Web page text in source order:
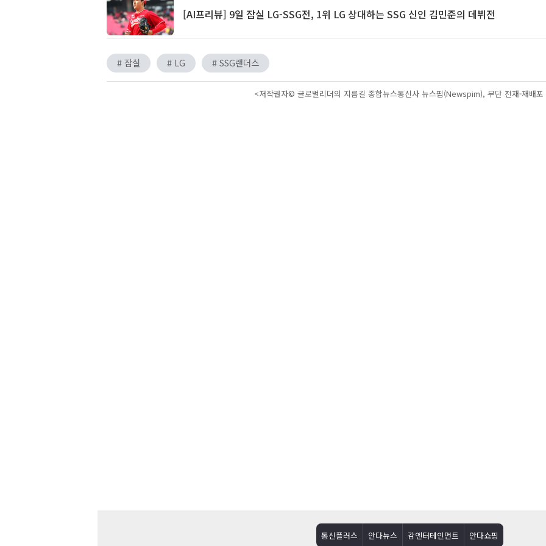
[AI프리뷰] 9일 잠실 LG-SSG전, 1위 LG 상대하는 SSG 신인 김민준의 데뷔전
# 잠실 # LG # SSG랜더스
<저작권자© 글로벌리더의 지름길 종합뉴스통신사 뉴스핌(Newspim), 무단 전재-재배포
통신플러스 안다뉴스 감엔터테인먼트 안다쇼핑